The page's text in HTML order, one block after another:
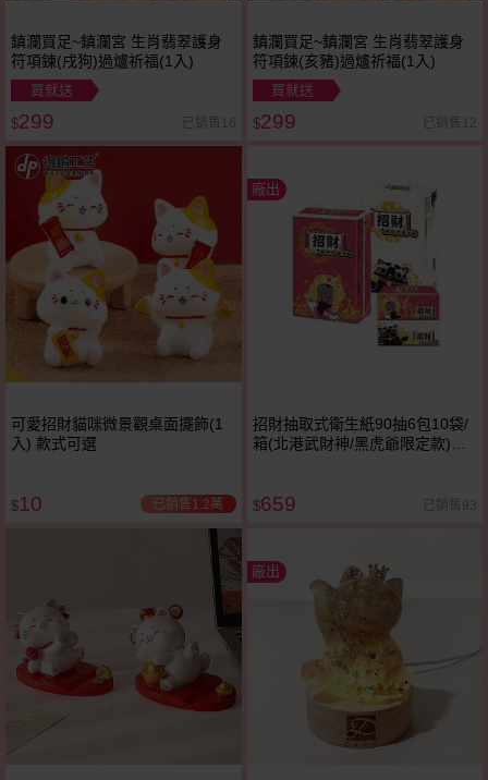
鎮瀾買足~鎮瀾宮 生肖翡翠護身
符項鍊(戌狗)過爐祈福(1入)
買就送
$299 已銷售16
鎮瀾買足~鎮瀾宮 生肖翡翠護身
符項鍊(亥豬)過爐祈福(1入)
買就送
$299 已銷售12
可愛招財貓咪微景觀桌面擺飾(1
入) 款式可選
$10 已銷售1.2萬
廠出
招財抽取式衛生紙90抽6包10袋/
箱(北港武財神/黑虎爺限定款)混
$659 已銷售93
廠出